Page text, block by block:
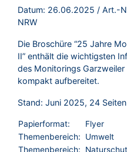
Datum: 26.06.2025 / Art.-
NRW
Die Broschüre “25 Jahre
II” enthält die wichtigsten
des Monitorings
kompakt aufbereitet.
Stand: Juni 2025, 24 Seiten
Papierformat:
Flyer
Themenbereich:
Umwelt
Themenbereich: